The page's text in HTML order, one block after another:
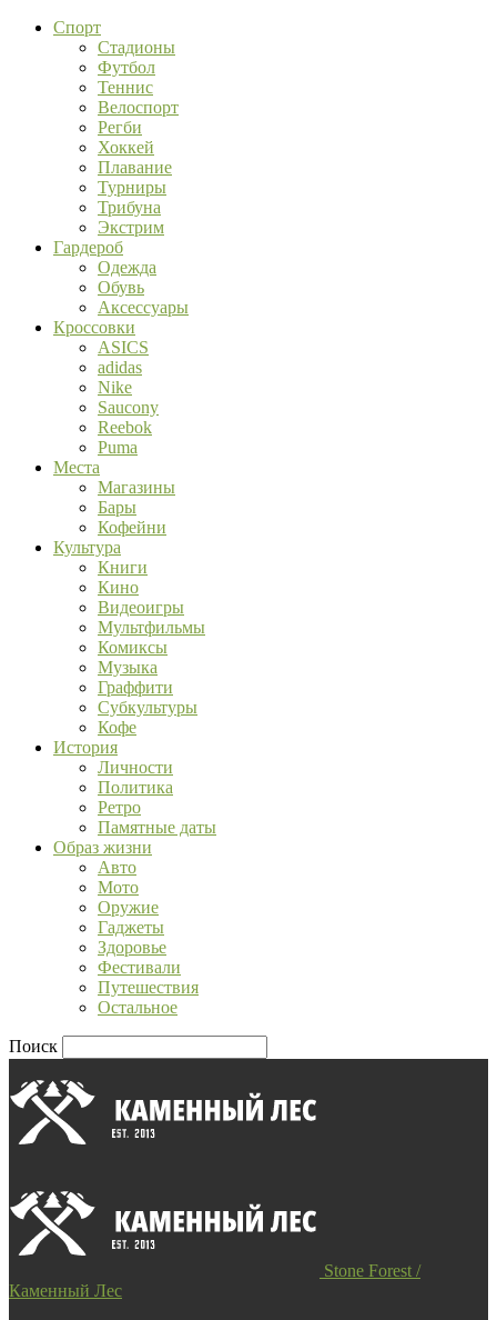
Спорт
Стадионы
Футбол
Теннис
Велоспорт
Регби
Хоккей
Плавание
Турниры
Трибуна
Экстрим
Гардероб
Одежда
Обувь
Аксессуары
Кроссовки
ASICS
adidas
Nike
Saucony
Reebok
Puma
Места
Магазины
Бары
Кофейни
Культура
Книги
Кино
Видеоигры
Мультфильмы
Комиксы
Музыка
Граффити
Субкультуры
Кофе
История
Личности
Политика
Ретро
Памятные даты
Образ жизни
Авто
Мото
Оружие
Гаджеты
Здоровье
Фестивали
Путешествия
Остальное
Поиск
Stone Forest /
Каменный Лес